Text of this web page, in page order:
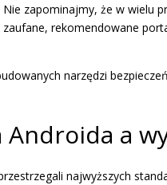
zapominajmy, że w wielu
rekomendowane
narzędzi
a
najwyższych